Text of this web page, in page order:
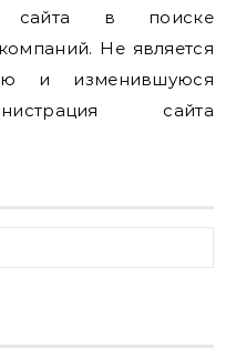
сайта в поиске
Не является
и изменившуюся
сайта